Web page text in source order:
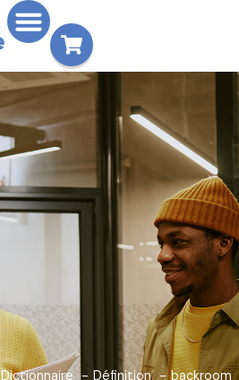
Dictionnaire Définition backroom